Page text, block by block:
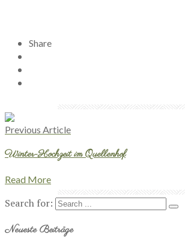
Share
Previous Article
Winter-Hochzeit im Quellenhof
Read More
Search for:
Neueste Beiträge